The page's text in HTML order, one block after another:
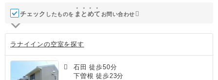
チェック したものを ま と めて お問い合わせ
ラナイインの空室を探す
石田 徒歩50分
下曽根 徒歩23分